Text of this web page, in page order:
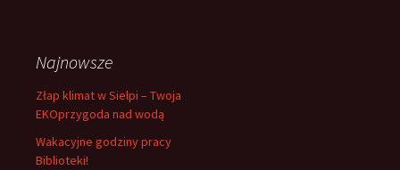
Najnowsze
Złap klimat w Sielpi – Twoja
EKOprzygoda nad wodą
Wakacyjne godziny pracy
Biblioteki!